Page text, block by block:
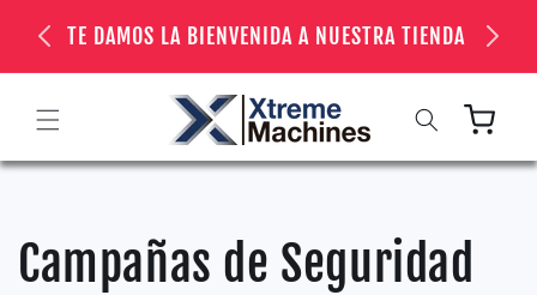
directamente
al contenidoTE DAMOS LA BIENVENIDA A NUESTRA TIENDA
Carrito
Campañas de Seguridad